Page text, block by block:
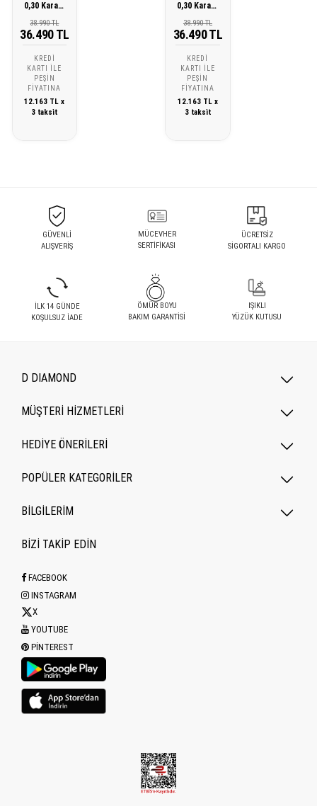
0,30 Karat Pırlanta Tektaş Oval Kolye
38.990 TL
36.490 TL
KREDI
KARTI ILE
PEŞIN
FIYATINA
12.163 TL x
3 taksit
0,30 Karat Pırlanta Tektaş Oval Kolye
38.990 TL
36.490 TL
KREDI
KARTI ILE
PEŞIN
FIYATINA
12.163 TL x
3 taksit
GÜVENLİ
ALIŞVERİŞ
MÜCEVHER
SERTİFİKASI
ÜCRETSİZ
SİGORTALI KARGO
İLK 14 GÜNDE
KOŞULSUZ İADE
ÖMÜR BOYU
BAKIM GARANTİSİ
IŞIKLI
YÜZÜK KUTUSU
D DIAMOND
MÜŞTERİ HİZMETLERİ
HEDİYE ÖNERİLERİ
POPÜLER KATEGORILER
BİLGİLERİM
BİZİ TAKİP EDİN
FACEBOOK
INSTAGRAM
X
YOUTUBE
PINTEREST